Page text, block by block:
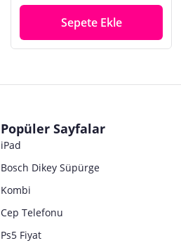
Sepete Ekle
Popüler Sayfalar
iPad
Bosch Dikey Süpürge
Kombi
Cep Telefonu
Ps5 Fiyat